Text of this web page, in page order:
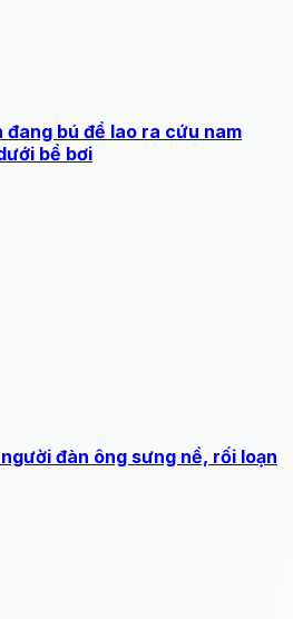
bú để lao ra cứu nam
bể bơi
đàn ông sưng nề, rối loạn